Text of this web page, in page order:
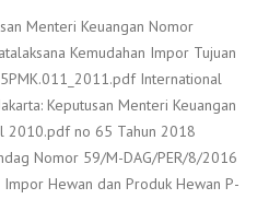
Menteri Keuangan Nomor
Kemudahan Impor Tujuan
International
Keputusan Menteri Keuangan
2010.pdf no 65 Tahun 2018
Nomor 59/M-DAG/PER/8/2016
Hewan dan Produk Hewan P-